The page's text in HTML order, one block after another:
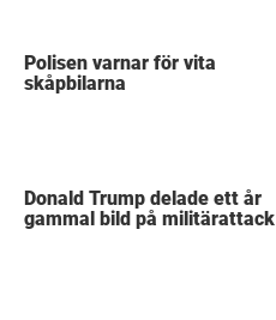
Polisen varnar för vita
skåpbilarna
Donald Trump delade ett år
gammal bild på militärattack